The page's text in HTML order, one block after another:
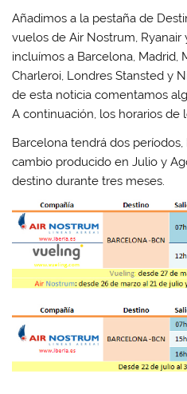
p
(
S
e
a
b
r
e
e
n
a
v
n
a
n
a
n
u
e
v
a
)
o
(
S
e
a
b
r
e
e
n
a
v
n
n
a
n
u
e
v
a
)
r
S
a
b
r
e
e
n
a
e
t
n
a
u
e
a
)
I
(
S
e
a
b
r
e
e
n
v
n
n
n
u
v
a
)
Añadimos a la pestaña de
vuelos de Air Nostrum, Ryanair
incluímos a Barcelona, Madrid,
Charleroi, Londres Stansted y
de esta noticia comentamos
A continuación, los horarios de
Barcelona tendrá dos
cambio producido en Julio y
destino durante tres meses.